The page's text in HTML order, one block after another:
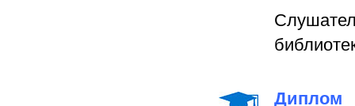
Диплом